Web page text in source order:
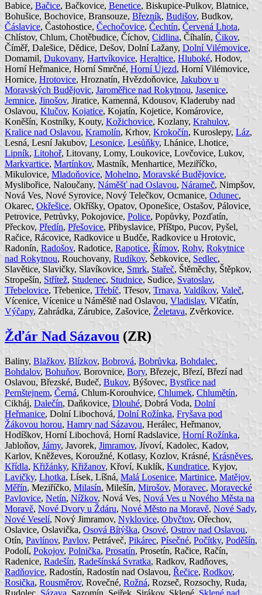
Babice, Bačice, Bačkovice, Benetice, Biskupice-Pulkov, Blatnice,
Bohušice, Bochovice, Bransouze, Březník, Budišov, Budkov,
Čáslavice, Častohostice, Čechočovice, Čechtín, Červená Lhota,
Chlístov, Chlum, Chotěbudice, Číchov, Cidlina, Číhalín, Čikov,
Číměř, Dalešice, Dědice, Dešov, Dolní Lažany, Dolní Vilémovice,
Domamil, Dukovany, Hartvíkovice, Heraltice, Hluboké, Hodov,
Horní Heřmanice, Horní Smrčné, Horní Újezd, Horní Vilémovice,
Hornice, Hrotovice, Hroznatín, Hvězdoňovice, Jakubov u
Moravských Budějovic, Jaroměřice nad Rokytnou, Jasenice,
Jemnice, Jinošov, Jiratice, Kamenná, Kdousov, Kladeruby nad
Oslavou, Klučov, Kojatice, Kojatín, Kojetice, Komárovice,
Koněšín, Kostníky, Kouty, Kožichovice, Kozlany, Krahulov,
Kralice nad Oslavou, Kramolín, Krhov, Krokočín, Kuroslepy, Láz,
Lesná, Lesní Jakubov, Lesonice, Lesůňky, Lhánice, Lhotice,
Lipník, Litohoř, Litovany, Lomy, Loukovice, Lovčovice, Lukov,
Markvartice, Martínkov, Mastník, Menhartice, Meziříčko,
Mikulovice, Mladoňovice, Mohelno, Moravské Budějovice,
Myslibořice, Naloučany, Náměšť nad Oslavou, Nárameč, Nimpšov,
Nová Ves, Nové Syrovice, Nový Telečkov, Ocmanice, Odunec,
Okarec, Okřešice, Okříšky, Opatov, Oponešice, Ostašov, Pálovice,
Petrovice, Petrůvky, Pokojovice, Police, Popůvky, Pozďatín,
Přeckov, Předín, Přešovice, Přibyslavice, Příštpo, Pucov, Pyšel,
Račice, Rácovice, Radkovice u Budče, Radkovice u Hrotovic,
Radonín, Radošov, Radotice, Rapotice, Římov, Rohy, Rokytnice
nad Rokytnou, Rouchovany, Rudíkov, Šebkovice, Sedlec,
Slavětice, Slavičky, Slavíkovice, Smrk, Stařeč, Štěměchy, Štěpkov,
Stropešín, Střítež, Studenec, Studnice, Sudice, Svatoslav,
Třebelovice, Třebenice, Třebíč, Třesov, Trnava, Valdíkov, Valeč,
Vícenice, Vícenice u Náměště nad Oslavou, Vladislav, Vlčatín,
Výčapy, Zahrádka, Zárubice, Zašovice, Želetava, Zvěrkovice.
Žďár Nad Sázavou (ZR)
Baliny, Blažkov, Blízkov, Bobrová, Bobrůvka, Bohdalec,
Bohdalov, Bohuňov, Borovnice, Bory, Březejc, Březí, Březí nad
Oslavou, Březské, Budeč, Bukov, Býšovec, Bystřice nad
Pernštejnem, Černá, Chlum-Korouhvice, Chlumek, Chlumětín,
Cikháj, Dalečín, Daňkovice, Dlouhé, Dobrá Voda, Dolní
Heřmanice, Dolní Libochová, Dolní Rožínka, Fryšava pod
Žákovou horou, Hamry nad Sázavou, Herálec, Heřmanov,
Hodíškov, Horní Libochová, Horní Radslavice, Horní Rožínka,
Jabloňov, Jámy, Javorek, Jimramov, Jívoví, Kadolec, Kadov,
Karlov, Kněževes, Koroužné, Kotlasy, Kozlov, Krásné, Krásněves,
Křídla, Křižánky, Křižanov, Křoví, Kuklík, Kundratice, Kyjov,
Lavičky, Lhotka, Lísek, Líšná, Malá Losenice, Martinice, Matějov,
Měřín, Meziříčko, Milasín, Milešín, Mirošov, Moravec, Moravecké
Pavlovice, Netín, Nížkov, Nová Ves, Nová Ves u Nového Města na
Moravě, Nové Dvory u Ždáru, Nové Město na Moravě, Nové Sady,
Nové Veselí, Nový Jimramov, Nyklovice, Obyčtov, Ořechov,
Oslavice, Oslavička, Osová Bítýška, Osové, Ostrov nad Oslavou,
Otín, Pavlínov, Pavlov, Petráveč, Pikárec, Písečné, Počítky, Poděšín,
Podolí, Pokojov, Polnička, Prosatín, Prosetín, Račice, Račín,
Radenice, Radešín, Radešínská Svratka, Radkov, Radňoves,
Radňovice, Radostín, Radostín nad Oslavou, Řečice, Rodkov,
Rosička, Rousměrov, Rovečné, Rožná, Rozseč, Rozsochy, Ruda,
Rudolec, Sázava , Sazomín, Sejřek, Sirákov, Sklené, Sklené nad